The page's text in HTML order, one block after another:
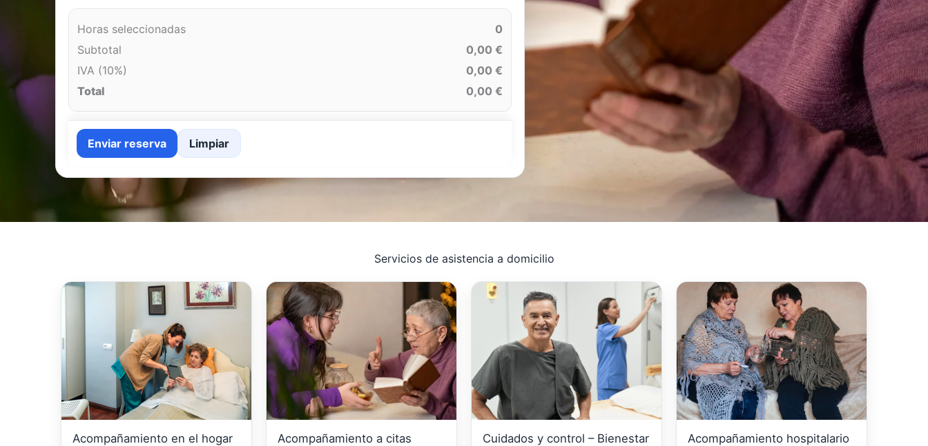
Horas seleccionadas
0
Subtotal
0,00 €
IVA (10%)
0,00 €
Total
0,00 €
Enviar reserva Limpiar
Servicios de asistencia a domicilio
Acompañamiento en el hogar
Acompañamiento a citas
Cuidados y control – Bienestar
Acompañamiento hospitalario